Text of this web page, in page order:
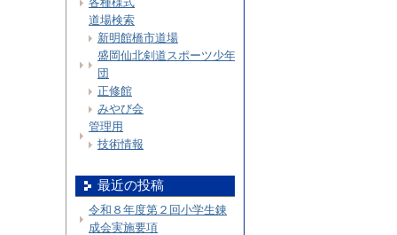
道場検索
新明館橋市道場
盛岡仙北剣道スポーツ少年
団
正修館
みやび会
管理用
技術情報
最近の投稿
令和８年度第２回小学生錬
成会実施要項